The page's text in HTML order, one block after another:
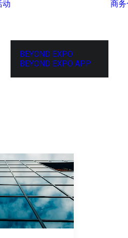
动
BEYOND EXPO
BEYOND EXPO APP
商